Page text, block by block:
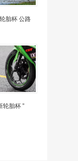
胎杯 公路
轮胎杯 ”